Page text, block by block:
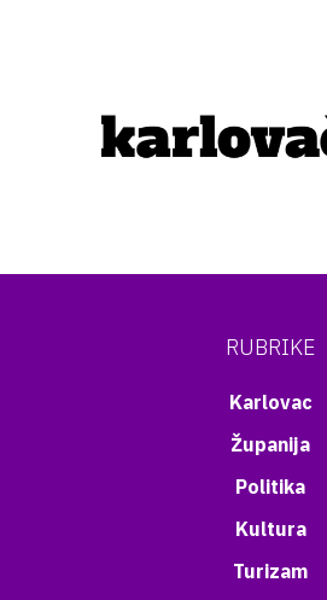
RUBRIKE
Karlovac
Županija
Politika
Kultura
Turizam